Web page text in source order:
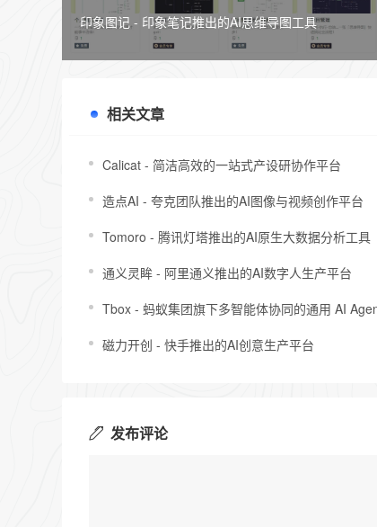
印象图记 - 印象笔记推出的AI思维导图工具
相关文章
Calicat - 简洁高效的一站式产设研协作平台
造点AI - 夸克团队推出的AI图像与视频创作平台
Tomoro - 腾讯灯塔推出的AI原生大数据分析工具
通义灵眸 - 阿里通义推出的AI数字人生产平台
Tbox - 蚂蚁集团旗下多智能体协同的通用 AI
磁力开创 - 快手推出的AI创意生产平台
发布评论